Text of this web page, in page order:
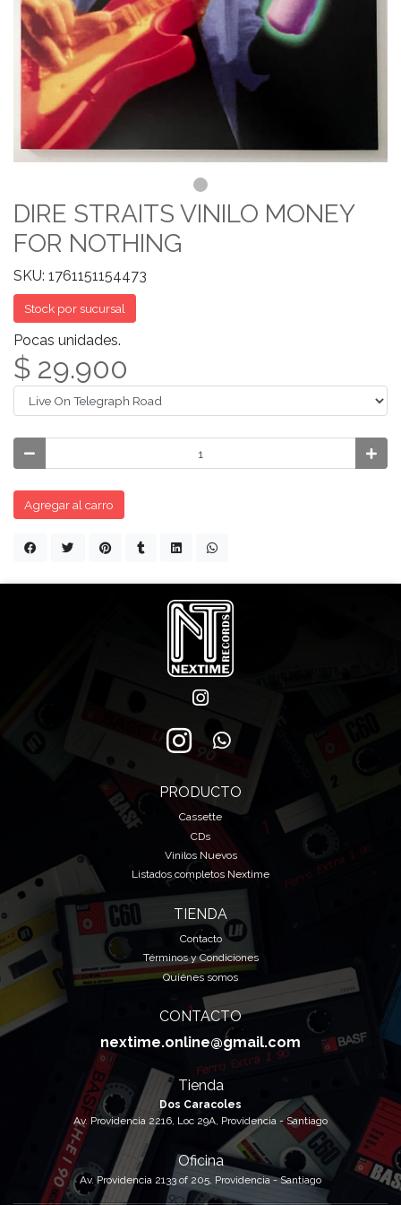
DIRE STRAITS VINILO MONEY
FOR NOTHING
SKU: 1761151154473
Stock por sucursal
Pocas unidades.
$ 29.900
Agregar al carro
PRODUCTO
Cassette
CDs
Vinilos Nuevos
Listados completos Nextime
TIENDA
Contacto
Términos y Condiciones
Quiénes somos
CONTACTO
nextime.online@gmail.com
Tienda
Dos Caracoles
Av. Providencia 2216, Loc 29A, Providencia - Santiago
Oficina
Av. Providencia 2133 of 205, Providencia - Santiago